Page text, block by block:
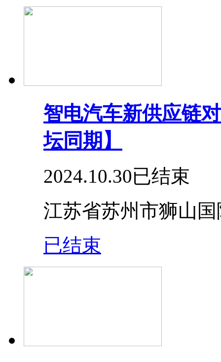
智电汽车新供应链
坛同期】
2024.10.30已结束
江苏省苏州市狮山
已结束